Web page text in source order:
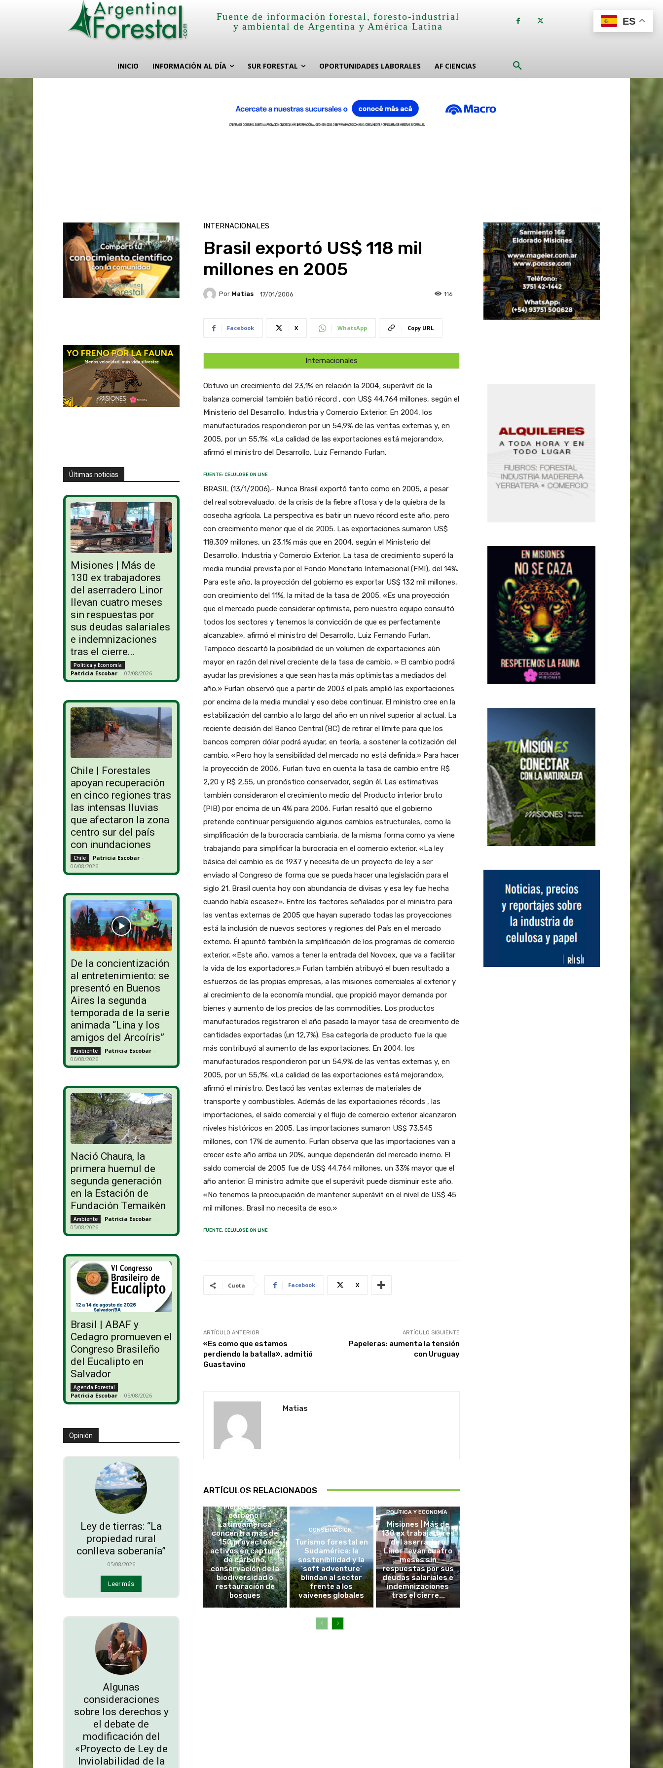
Fuente de información forestal, foresto-industrial
y ambiental de Argentina y América Latina
INICIO INFORMACIÓN AL DÍA SUR FORESTAL OPORTUNIDADES LABORALES AF CIENCIAS
Últimas noticias
Misiones | Más de
130 ex trabajadores
del aserradero Linor
llevan cuatro meses
sin respuestas por
sus deudas salariales
e indemnizaciones
tras el cierre...
Política y Economía
Patricia Escobar - 07/08/2026
Chile | Forestales
apoyan recuperación
en cinco regiones tras
las intensas lluvias
que afectaron la zona
centro sur del país
con inundaciones
Chile Patricia Escobar -
06/08/2026
De la concientización
al entretenimiento: se
presentó en Buenos
Aires la segunda
temporada de la serie
animada “Lina y los
amigos del Arcoíris”
Ambiente Patricia Escobar -
06/08/2026
Nació Chaura, la
primera huemul de
segunda generación
en la Estación de
Fundación Temaikèn
Ambiente Patricia Escobar -
05/08/2026
Brasil | ABAF y
Cedagro promueven el
Congreso Brasileño
del Eucalipto en
Salvador
Agenda Forestal
Patricia Escobar - 05/08/2026
Opinión
Ley de tierras: “La
propiedad rural
conlleva soberanía”
05/08/2026
Leer más
Algunas
consideraciones
sobre los derechos y
el debate de
modificación del
«Proyecto de Ley de
Inviolabilidad de la
INTERNACIONALES
Brasil exportó US$ 118 mil
millones en 2005
Por Matias 17/01/2006 116
Facebook X WhatsApp Copy URL
Internacionales
Obtuvo un crecimiento del 23,1% en relación la 2004; superávit de la
balanza comercial también batió récord , con US$ 44.764 millones, según el
Ministerio del Desarrollo, Industria y Comercio Exterior. En 2004, los
manufacturados respondieron por un 54,9% de las ventas externas y, en
2005, por un 55,1%. «La calidad de las exportaciones está mejorando»,
afirmó el ministro del Desarrollo, Luiz Fernando Furlan.
FUENTE: CELULOSE ON LINE
BRASIL (13/1/2006).- Nunca Brasil exportó tanto como en 2005, a pesar
del real sobrevaluado, de la crisis de la fiebre aftosa y de la quiebra de la
cosecha agrícola. La perspectiva es batir un nuevo récord este año, pero
con crecimiento menor que el de 2005. Las exportaciones sumaron US$
118.309 millones, un 23,1% más que en 2004, según el Ministerio del
Desarrollo, Industria y Comercio Exterior. La tasa de crecimiento superó la
media mundial prevista por el Fondo Monetario Internacional (FMI), del 14%.
Para este año, la proyección del gobierno es exportar US$ 132 mil millones,
con crecimiento del 11%, la mitad de la tasa de 2005. «Es una proyección
que el mercado puede considerar optimista, pero nuestro equipo consultó
todos los sectores y tenemos la convicción de que es perfectamente
alcanzable», afirmó el ministro del Desarrollo, Luiz Fernando Furlan.
Tampoco descartó la posibilidad de un volumen de exportaciones aún
mayor en razón del nivel creciente de la tasa de cambio. » El cambio podrá
ayudar las previsiones a que sean hasta más optimistas a mediados del
año.» Furlan observó que a partir de 2003 el país amplió las exportaciones
por encima de la media mundial y eso debe continuar. El ministro cree en la
estabilización del cambio a lo largo del año en un nivel superior al actual. La
reciente decisión del Banco Central (BC) de retirar el límite para que los
bancos compren dólar podrá ayudar, en teoría, a sostener la cotización del
cambio. «Pero hoy la sensibilidad del mercado no está definida.» Para hacer
la proyección de 2006, Furlan tuvo en cuenta la tasa de cambio entre R$
2,20 y R$ 2,55, un pronóstico conservador, según él. Las estimativas
también consideraron el crecimiento medio del Producto interior bruto
(PIB) por encima de un 4% para 2006. Furlan resaltó que el gobierno
pretende continuar persiguiendo algunos cambios estructurales, como la
simplificación de la burocracia cambiaria, de la misma forma como ya viene
trabajando para simplificar la burocracia en el comercio exterior. «La ley
básica del cambio es de 1937 y necesita de un proyecto de ley a ser
enviado al Congreso de forma que se pueda hacer una legislación para el
siglo 21. Brasil cuenta hoy con abundancia de divisas y esa ley fue hecha
cuando había escasez». Entre los factores señalados por el ministro para
las ventas externas de 2005 que hayan superado todas las proyecciones
está la inclusión de nuevos sectores y regiones del País en el mercado
externo. Él apuntó también la simplificación de los programas de comercio
exterior. «Este año, vamos a tener la entrada del Novoex, que va a facilitar
la vida de los exportadores.» Furlan también atribuyó el buen resultado a
esfuerzos de las propias empresas, a las misiones comerciales al exterior y
al crecimiento de la economía mundial, que propició mayor demanda por
bienes y aumento de los precios de las commodities. Los productos
manufacturados registraron el año pasado la mayor tasa de crecimiento de
cantidades exportadas (un 12,7%). Esa categoría de producto fue la que
más contribuyó al aumento de las exportaciones. En 2004, los
manufacturados respondieron por un 54,9% de las ventas externas y, en
2005, por un 55,1%. «La calidad de las exportaciones está mejorando»,
afirmó el ministro. Destacó las ventas externas de materiales de
transporte y combustibles. Además de las exportaciones récords , las
importaciones, el saldo comercial y el flujo de comercio exterior alcanzaron
niveles históricos en 2005. Las importaciones sumaron US$ 73.545
millones, con 17% de aumento. Furlan observa que las importaciones van a
crecer este año arriba un 20%, aunque dependerán del mercado inerno. El
saldo comercial de 2005 fue de US$ 44.764 millones, un 33% mayor que el
año anterior. El ministro admite que el superávit puede disminuir este año.
«No tenemos la preocupación de mantener superávit en el nivel de US$ 45
mil millones, Brasil no necesita de eso.»
FUENTE: CELULOSE ON LINE
Cuota Facebook X
ARTÍCULO ANTERIOR
«Es como que estamos
perdiendo la batalla», admitió
Guastavino
ARTÍCULO SIGUIENTE
Papeleras: aumenta la tensión
con Uruguay
Matias
ARTÍCULOS RELACIONADOS
CHILE
Mercado de
carbono |
Latinoamérica
concentra más de
150 proyectos
activos en captura
de carbono,
conservación de la
biodiversidad o
restauración de
bosques
CONSERVACIÓN
Turismo forestal en
Sudamérica: la
sostenibilidad y la
‘soft adventure’
blindan al sector
frente a los
vaivenes globales
POLÍTICA Y ECONOMÍA
Misiones | Más de
130 ex trabajadores
del aserradero
Linor llevan cuatro
meses sin
respuestas por sus
deudas salariales e
indemnizaciones
tras el cierre...
ES